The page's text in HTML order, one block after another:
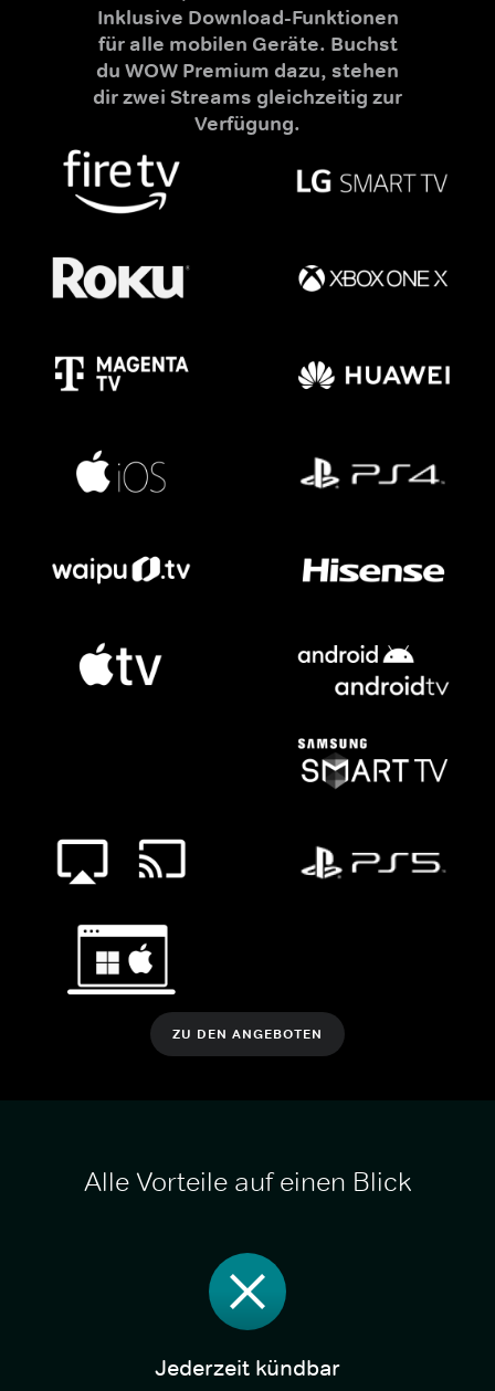
Inklusive Download-Funktionen
für alle mobilen Geräte. Buchst
du WOW Premium dazu, stehen
dir zwei Streams gleichzeitig zur
Verfügung.
ZU DEN ANGEBOTEN
Alle Vorteile auf einen Blick
Jederzeit kündbar